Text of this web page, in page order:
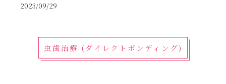
2023/09/29
虫歯治療 (ダイレクトボンディング)